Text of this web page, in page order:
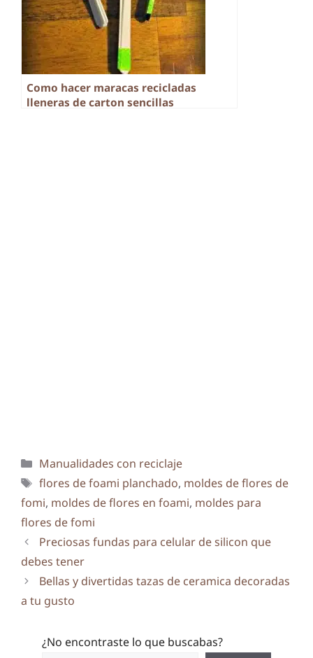
Como hacer maracas recicladas
lleneras de carton sencillas
Categorías
Manualidades con reciclaje
Etiquetas
flores de foami planchado, moldes de flores de
fomi, moldes de flores en foami, moldes para
flores de fomi
Preciosas fundas para celular de silicon que
debes tener
Bellas y divertidas tazas de ceramica decoradas
a tu gusto
¿No encontraste lo que buscabas?